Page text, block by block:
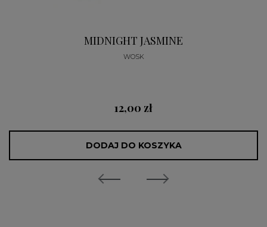
MIDNIGHT JASMINE
WOSK
12,00 zł
DODAJ DO KOSZYKA